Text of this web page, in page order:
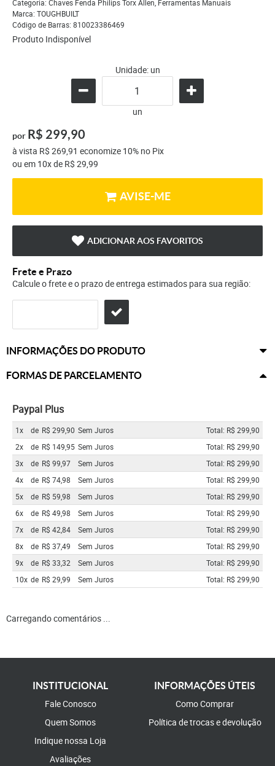
Categoria: Chaves Fenda Philips Torx Allen, Ferramentas Manuais
Marca: TOUGHBUILT
Código de Barras: 810023386469
Produto Indisponível
Unidade: un
un
por R$ 299,90
à vista R$ 269,91 economize 10% no Pix
ou em 10xde R$ 29,99
AVISE-ME
ADICIONAR AOS FAVORITOS
Frete e Prazo
Calcule o frete e o prazo de entrega estimados para sua região:
INFORMAÇÕES DO PRODUTO
FORMAS DE PARCELAMENTO
Paypal Plus
1x de R$ 299,90 Sem Juros
Total: R$ 299,90
2x
de R$ 149,95 Sem Juros
Total: R$ 299,90
3x
de R$ 99,97 Sem Juros
Total: R$ 299,90
4x
de R$ 74,98 Sem Juros
Total: R$ 299,90
5x
de R$ 59,98 Sem Juros
Total: R$ 299,90
6x
de R$ 49,98 Sem Juros
Total: R$ 299,90
7x
de R$ 42,84 Sem Juros
Total: R$ 299,90
8x
de R$ 37,49 Sem Juros
Total: R$ 299,90
9x
de R$ 33,32 Sem Juros
Total: R$ 299,90
10x de R$ 29,99 Sem Juros Total: R$ 299,90
Carregando comentários ...
INSTITUCIONAL
Fale Conosco
Quem Somos
Indique nossa Loja
Avaliações
INFORMAÇÕES ÚTEIS
Como Comprar
Política de trocas e devolução